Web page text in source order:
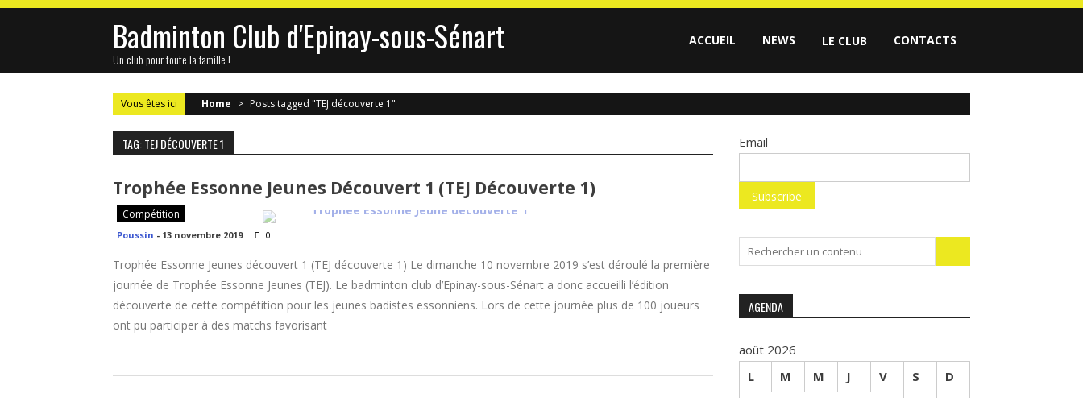
Skip
Badminton Club d'Epinay-sous-Sénart
Un club pour toute la famille !
ACCUEIL NEWS LE CLUB CONTACTS
Vous êtes ici Home > Posts tagged "TEJ découverte 1"
TAG: TEJ DÉCOUVERTE 1
Trophée Essonne Jeunes Découvert 1 (TEJ Découverte 1)
Compétition
Poussin - 13 novembre 2019 0
Trophée Essonne Jeunes découvert 1 (TEJ découverte 1) Le dimanche 10 novembre 2019 s’est déroulé la première
journée de Trophée Essonne Jeunes (TEJ). Le badminton club d’Epinay-sous-Sénart a donc accueilli l’édition
découverte de cette compétition pour les jeunes badistes essonniens. Lors de cette journée plus de 100 joueurs
ont pu participer à des matchs favorisant
Email
for:
AGENDA
août 2026
L
M M J V S
D